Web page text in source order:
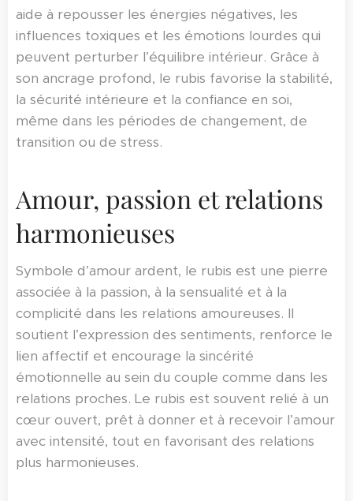
aide à repousser les énergies négatives, les
influences toxiques et les émotions lourdes qui
peuvent perturber l’équilibre intérieur. Grâce à
son ancrage profond, le rubis favorise la stabilité,
la sécurité intérieure et la confiance en soi,
même dans les périodes de changement, de
transition ou de stress.
Amour, passion et relations
harmonieuses
Symbole d’amour ardent, le rubis est une pierre
associée à la passion, à la sensualité et à la
complicité dans les relations amoureuses. Il
soutient l’expression des sentiments, renforce le
lien affectif et encourage la sincérité
émotionnelle au sein du couple comme dans les
relations proches. Le rubis est souvent relié à un
cœur ouvert, prêt à donner et à recevoir l’amour
avec intensité, tout en favorisant des relations
plus harmonieuses.